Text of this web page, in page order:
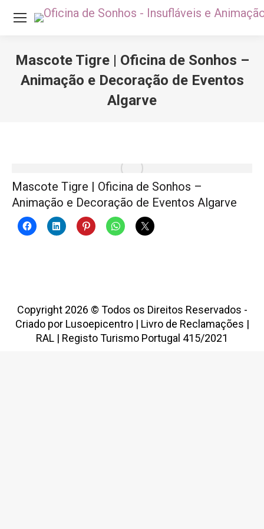
Mascote Tigre | Oficina de Sonhos –
Animação e Decoração de Eventos
Algarve
Mascote Tigre | Oficina de Sonhos –
Animação e Decoração de Eventos Algarve
Copyright 2026 © Todos os Direitos Reservados -
Criado por Lusoepicentro| Livro de Reclamações |
RAL | Registo Turismo Portugal 415/2021